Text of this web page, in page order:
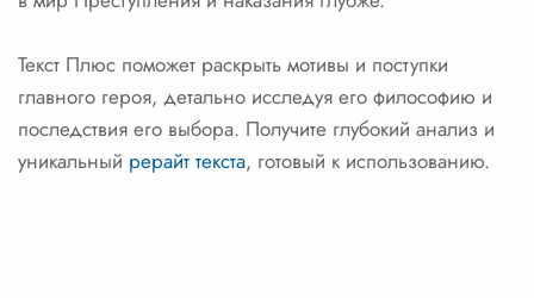
Текст Плюс поможет раскрыть мотивы и поступки
главного героя, детально исследуя его философию и
последствия его выбора. Получите глубокий анализ и
уникальный рерайт текста, готовый к использованию.